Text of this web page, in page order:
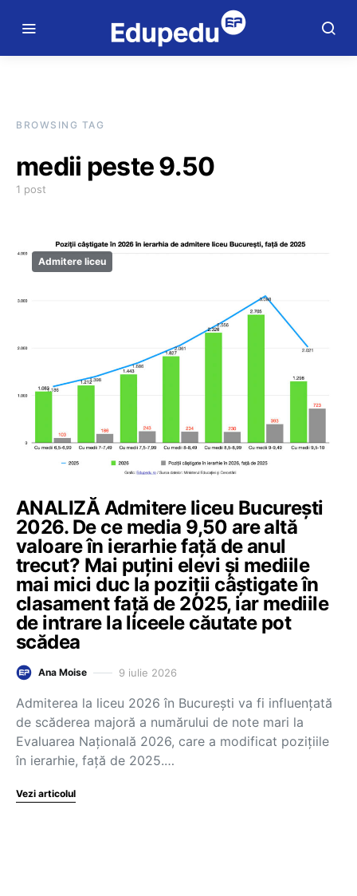
BROWSING TAG
medii peste 9.50
1 post
Admitere liceu
ANALIZĂ Admitere liceu București
2026. De ce media 9,50 are altă
valoare în ierarhie față de anul
trecut? Mai puțini elevi și mediile
mai mici duc la poziții câștigate în
clasament față de 2025, iar mediile
de intrare la liceele căutate pot
scădea
Ana Moise 9 iulie 2026
Admiterea la liceu 2026 în București va fi influențată
de scăderea majoră a numărului de note mari la
Evaluarea Națională 2026, care a modificat pozițiile
în ierarhie, față de 2025.…
Vezi articolul